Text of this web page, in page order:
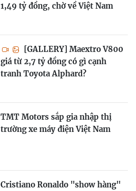
1,49 tỷ đồng, chờ về Việt Nam
[GALLERY] Maextro V800
giá từ 2,7 tỷ đồng có gì cạnh
tranh Toyota Alphard?
TMT Motors sắp gia nhập thị
trường xe máy điện Việt Nam
Cristiano Ronaldo "show hàng"